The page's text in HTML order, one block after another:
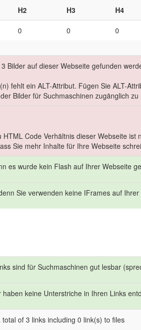
H2 H3 H4
0 0 0
Bilder auf dieser Webseite gefunden
fehlt ein ALT-Attribut. Fügen Sie ALT-
Bilder für Suchmaschinen zugänglich zu
HTML Code Verhältnis dieser Webseite ist
Sie mehr Inhalte für Ihre Webseite
es wurde kein Flash auf Ihrer Webseite
Sie verwenden keine IFrames auf Ihrer
sind für Suchmaschinen gut lesbar
haben keine Unterstriche in Ihren Links
of 3 links including 0 link(s) to files